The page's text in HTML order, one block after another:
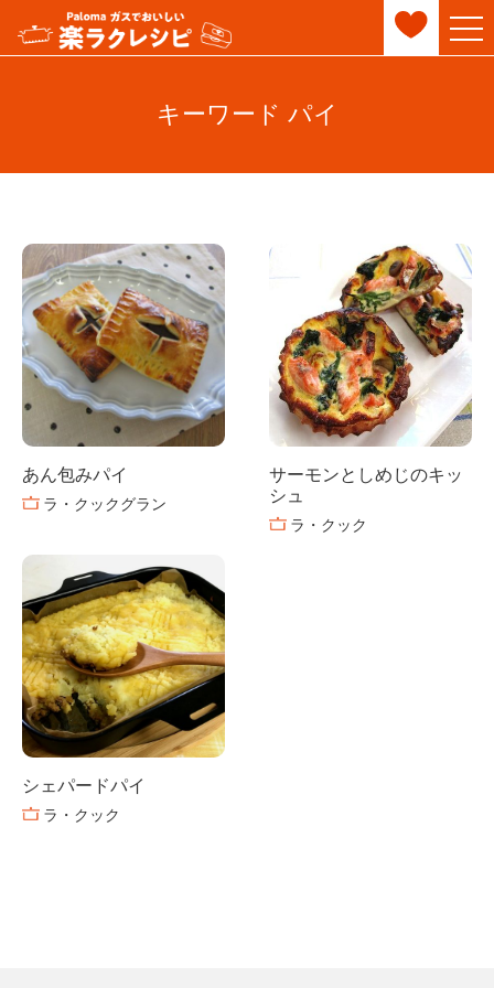
キーワード パイ
あん包みパイ
ラ・クックグラン
サーモンとしめじのキッ
シュ
ラ・クック
シェパードパイ
ラ・クック